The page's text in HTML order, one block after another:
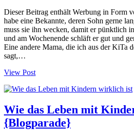
Dieser Beitrag enthält Werbung in Form
habe eine Bekannte, deren Sohn gerne
muss sie ihn wecken, damit er pünktlich
und am Wochenende schläft er gut und
Eine andere Mama, die ich aus der KiTa
sagt,…
View Post
Wie das Leben mit
{Blogparade}